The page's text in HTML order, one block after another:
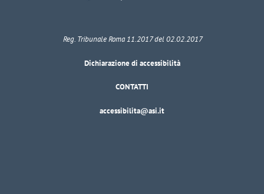
Reg. Tribunale Roma 11.2017 del 02.02.2017
Dichiarazione di accessibilità
CONTATTI
accessibilita@asi.it